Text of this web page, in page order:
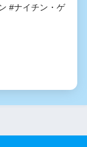
#ナイチン・ゲ